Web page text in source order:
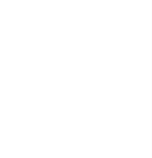
pas recevoir de cookies ou si
régler votre navigateur pour qu’il
vous recevez un cookie.
section « Aide » de votre
savoir comment changer vos
ce qui a trait aux cookies. Si
tous les cookies, vous pourriez
mesure de profiter de toutes les
site Web.
», également appelés GIF
pixel simple, sont de petits
nous pouvons placer dans